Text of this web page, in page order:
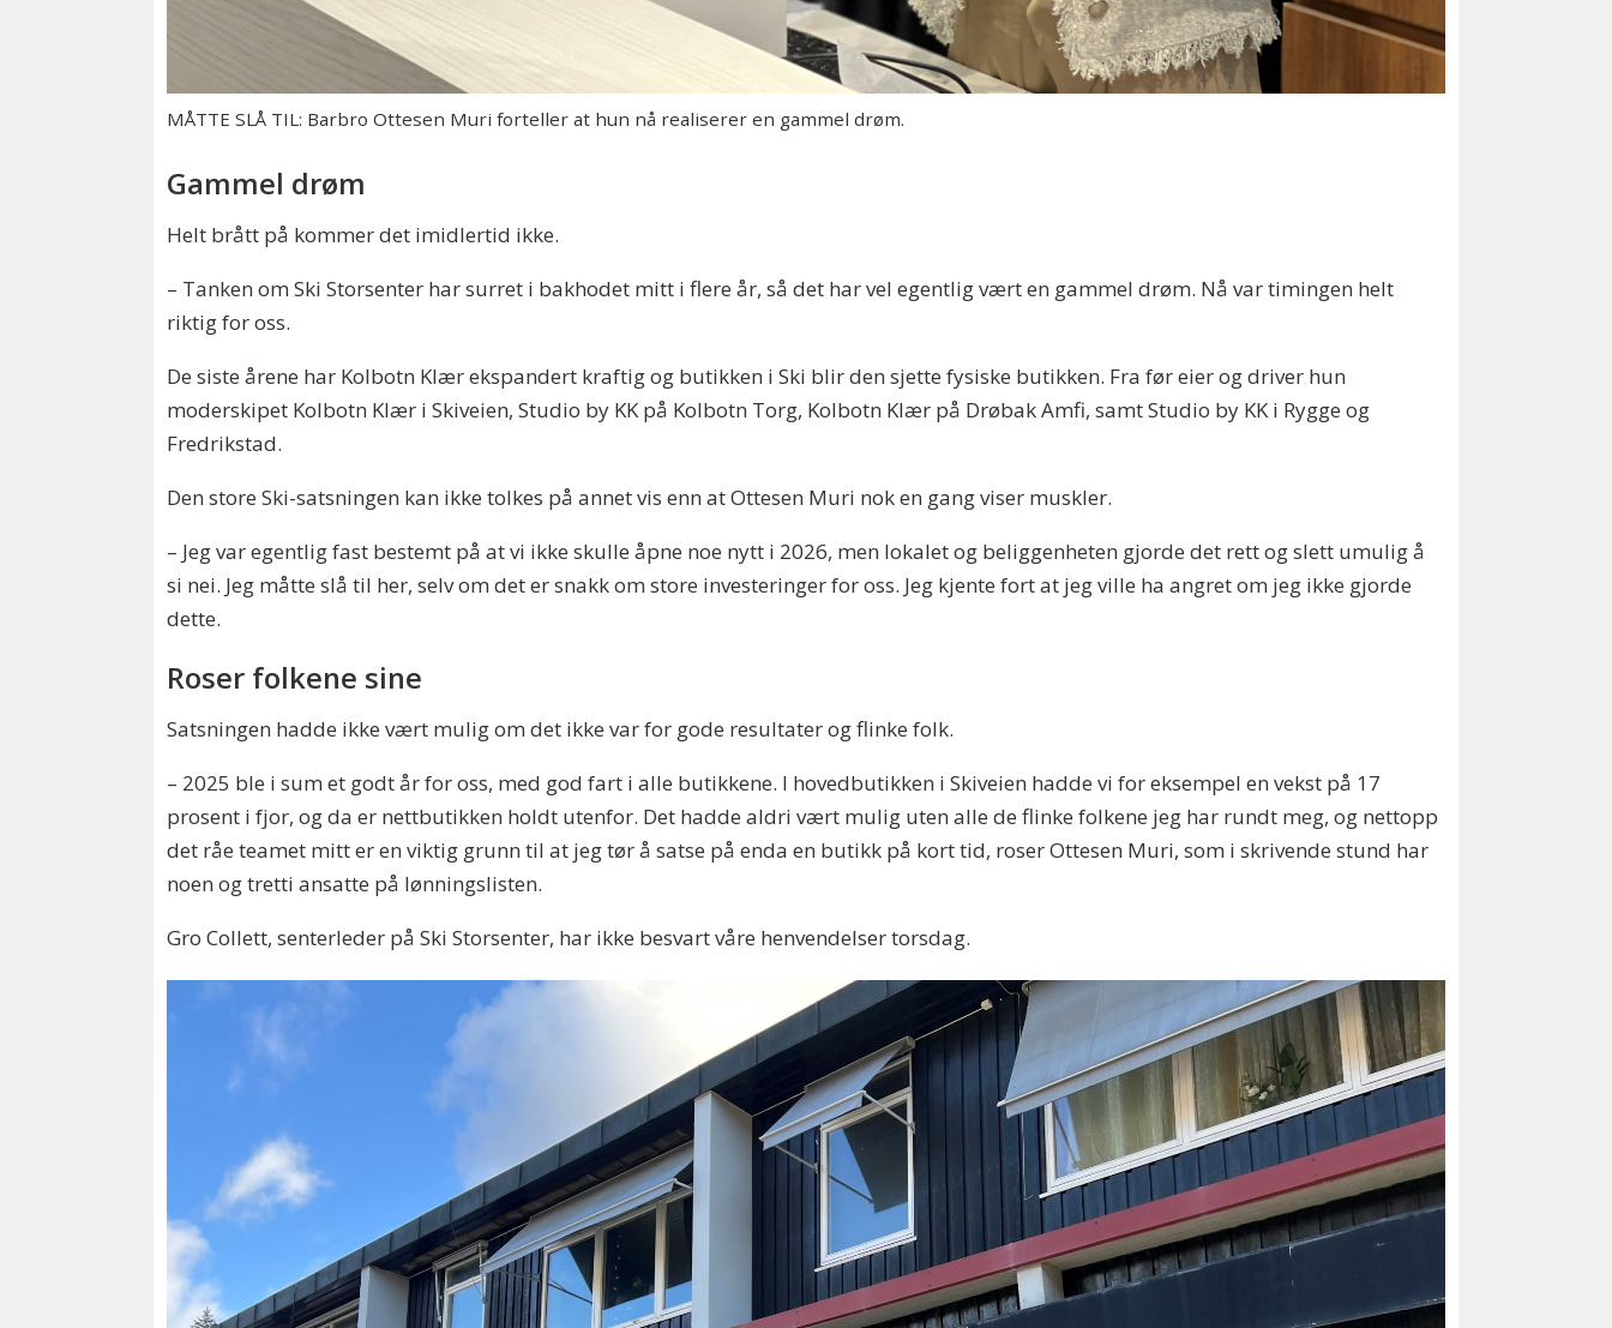
MÅTTE SLÅ TIL: Barbro Ottesen Muri forteller at hun nå realiserer en gammel drøm.
Gammel drøm
Helt brått på kommer det imidlertid ikke.
– Tanken om Ski Storsenter har surret i bakhodet mitt i flere år, så det har vel egentlig vært en gammel drøm. Nå var timingen helt
riktig for oss.
De siste årene har Kolbotn Klær ekspandert kraftig og butikken i Ski blir den sjette fysiske butikken. Fra før eier og driver hun
moderskipet Kolbotn Klær i Skiveien, Studio by KK på Kolbotn Torg, Kolbotn Klær på Drøbak Amfi, samt Studio by KK i Rygge og
Fredrikstad.
Den store Ski-satsningen kan ikke tolkes på annet vis enn at Ottesen Muri nok en gang viser muskler.
– Jeg var egentlig fast bestemt på at vi ikke skulle åpne noe nytt i 2026, men lokalet og beliggenheten gjorde det rett og slett umulig å
si nei. Jeg måtte slå til her, selv om det er snakk om store investeringer for oss. Jeg kjente fort at jeg ville ha angret om jeg ikke gjorde
dette.
Roser folkene sine
Satsningen hadde ikke vært mulig om det ikke var for gode resultater og flinke folk.
– 2025 ble i sum et godt år for oss, med god fart i alle butikkene. I hovedbutikken i Skiveien hadde vi for eksempel en vekst på 17
prosent i fjor, og da er nettbutikken holdt utenfor. Det hadde aldri vært mulig uten alle de flinke folkene jeg har rundt meg, og nettopp
det råe teamet mitt er en viktig grunn til at jeg tør å satse på enda en butikk på kort tid, roser Ottesen Muri, som i skrivende stund har
noen og tretti ansatte på lønningslisten.
Gro Collett, senterleder på Ski Storsenter, har ikke besvart våre henvendelser torsdag.